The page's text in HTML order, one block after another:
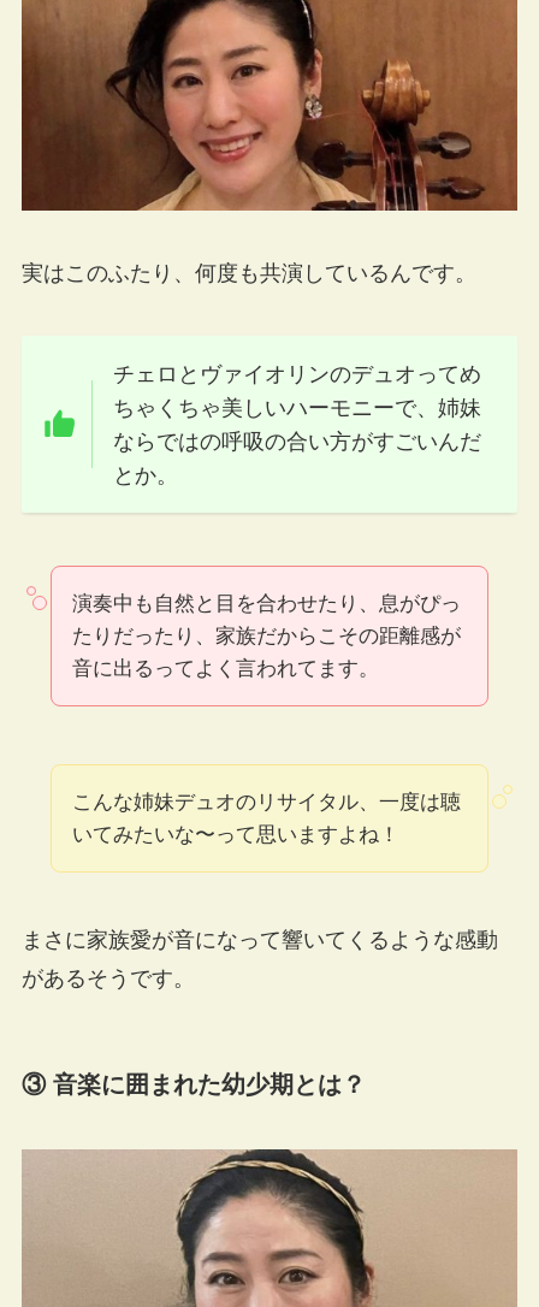
実はこのふたり、何度も共演しているんです。
チェロとヴァイオリンのデュオってめ
ちゃくちゃ美しいハーモニーで、姉妹
ならではの呼吸の合い方がすごいんだ
とか。
演奏中も自然と目を合わせたり、息がぴっ
たりだったり、家族だからこその距離感が
音に出るってよく言われてます。
こんな姉妹デュオのリサイタル、一度は聴
いてみたいな〜って思いますよね！
まさに家族愛が音になって響いてくるような感動
があるそうです。
③ 音楽に囲まれた幼少期とは？